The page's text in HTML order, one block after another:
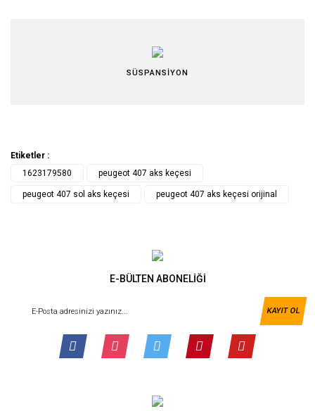
SÜSPANSİYON
Etiketler :
1623179580
peugeot 407 aks keçesi
peugeot 407 sol aks keçesi peugeot 407 aks keçesi orijinal
E-BÜLTEN ABONELİĞİ
KAYIT OL